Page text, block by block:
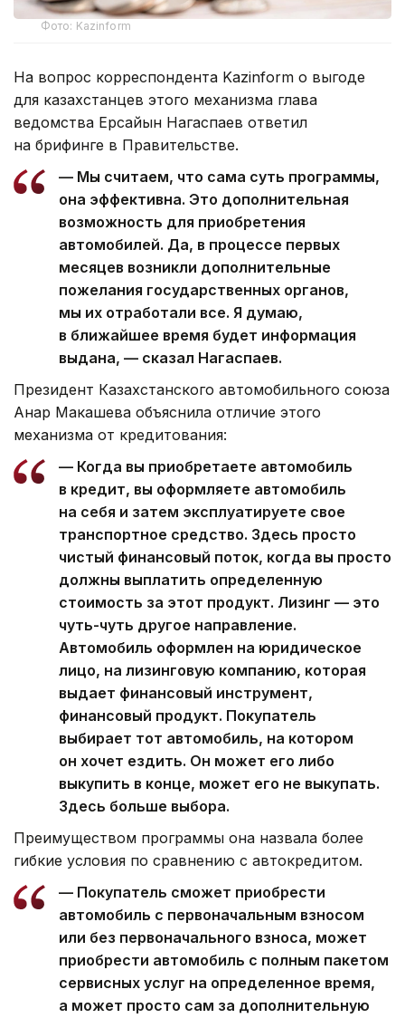
Фото: Kazinform
На вопрос корреспондента Kazinform о выгоде
для казахстанцев этого механизма глава
ведомства Ерсайын Нагаспаев ответил
на брифинге в Правительстве.
— Мы считаем, что сама суть программы,
она эффективна. Это дополнительная
возможность для приобретения
автомобилей. Да, в процессе первых
месяцев возникли дополнительные
пожелания государственных органов,
мы их отработали все. Я думаю,
в ближайшее время будет информация
выдана, — сказал Нагаспаев.
Президент Казахстанского автомобильного союза
Анар Макашева объяснила отличие этого
механизма от кредитования:
— Когда вы приобретаете автомобиль
в кредит, вы оформляете автомобиль
на себя и затем эксплуатируете свое
транспортное средство. Здесь просто
чистый финансовый поток, когда вы просто
должны выплатить определенную
стоимость за этот продукт. Лизинг — это
чуть-чуть другое направление.
Автомобиль оформлен на юридическое
лицо, на лизинговую компанию, которая
выдает финансовый инструмент,
финансовый продукт. Покупатель
выбирает тот автомобиль, на котором
он хочет ездить. Он может его либо
выкупить в конце, может его не выкупать.
Здесь больше выбора.
Преимуществом программы она назвала более
гибкие условия по сравнению с автокредитом.
— Покупатель сможет приобрести
автомобиль с первоначальным взносом
или без первоначального взноса, может
приобрести автомобиль с полным пакетом
сервисных услуг на определенное время,
а может просто сам за дополнительную